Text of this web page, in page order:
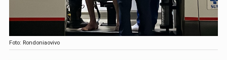
Foto: Rondoniaovivo